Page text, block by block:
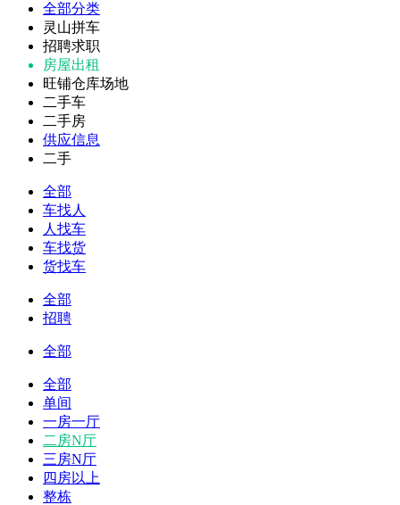
全部分类
灵山拼车
招聘求职
房屋出租
旺铺仓库场地
二手车
二手房
供应信息
二手
全部
车找人
人找车
车找货
货找车
全部
招聘
全部
全部
单间
一房一厅
二房N厅
三房N厅
四房以上
整栋